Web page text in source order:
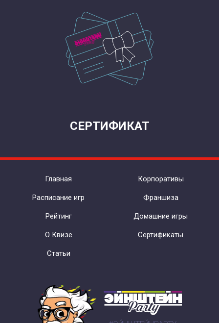
СЕРТИФИКАТ
Главная
Расписание игр
Рейтинг
О Квизе
Статьи
Корпоративы
Франшиза
Домашние игры
Сертификаты